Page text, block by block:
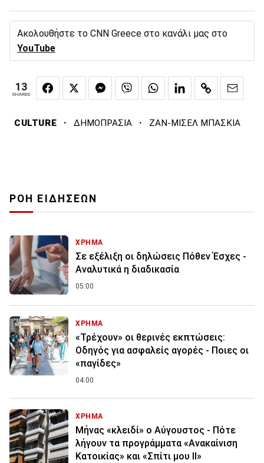
Ακολουθήστε το CNN Greece στο κανάλι μας στο
YouTube
13
SHARES
CULTURE · ΔΗΜΟΠΡΑΣΙΑ · ΖΑΝ-ΜΙΣΕΛ ΜΠΑΣΚΙΑ
ΡΟΗ ΕΙΔΗΣΕΩΝ
ΧΡΗΜΑ
Σε εξέλιξη οι δηλώσεις Πόθεν Έσχες -
Αναλυτικά η διαδικασία
05:00
ΧΡΗΜΑ
«Τρέχουν» οι θερινές εκπτώσεις:
Οδηγός για ασφαλείς αγορές - Ποιες οι
«παγίδες»
04:00
ΧΡΗΜΑ
Μήνας «κλειδί» ο Αύγουστος - Πότε
λήγουν τα προγράμματα «Ανακαίνιση
Κατοικίας» και «Σπίτι μου ΙΙ»